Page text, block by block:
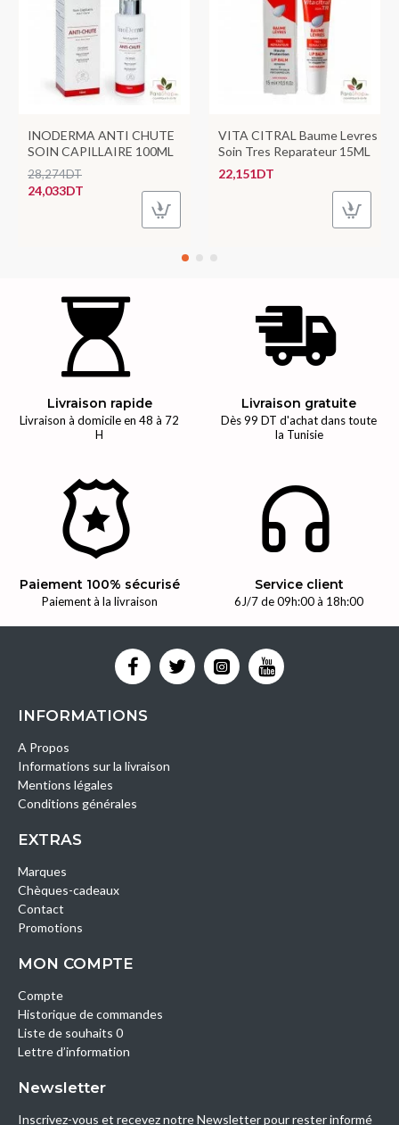
INODERMA ANTI CHUTE
SOIN CAPILLAIRE 100ML
24,033DT
28,274DT
VITA CITRAL Baume Levres
Soin Tres Reparateur 15ML
22,151DT
Livraison rapide
Livraison à domicile en 48 à 72
H
Livraison gratuite
Dès 99 DT d'achat dans toute
la Tunisie
Paiement 100% sécurisé
Paiement à la livraison
Service client
6J/7 de 09h:00 à 18h:00
INFORMATIONS
A Propos
Informations sur la livraison
Mentions légales
Conditions générales
EXTRAS
Marques
Chèques-cadeaux
Contact
Promotions
MON COMPTE
Compte
Historique de commandes
Liste de souhaits 0
Lettre d’information
Newsletter
Inscrivez-vous et recevez notre Newsletter pour rester informé